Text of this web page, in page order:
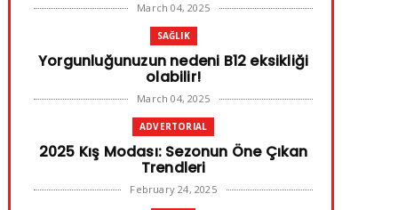
March 04, 2025
SAĞLIK
Yorgunluğunuzun nedeni B12 eksikliği
olabilir!
March 04, 2025
ADVERTORIAL
2025 Kış Modası: Sezonun Öne Çıkan
Trendleri
February 24, 2025